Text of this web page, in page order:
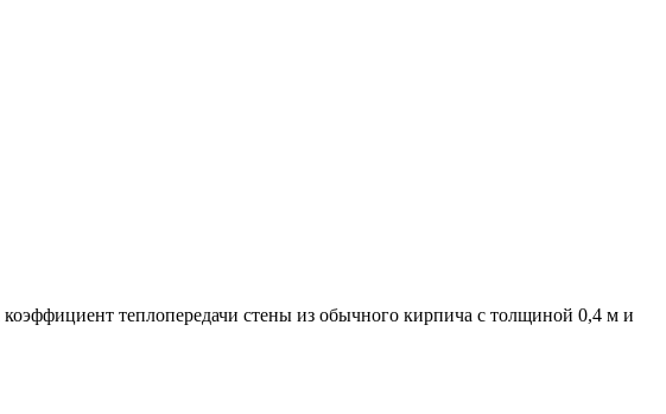
теплопередачи стены из обычного кирпича с толщиной 0,4 м и